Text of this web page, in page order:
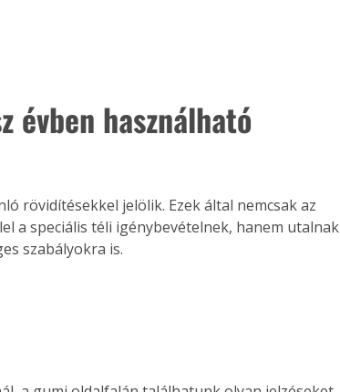
évben használható
rövidítésekkel jelölik. Ezek által nemcsak az
a speciális téli igénybevételnek, hanem utalnak
szabályokra is.